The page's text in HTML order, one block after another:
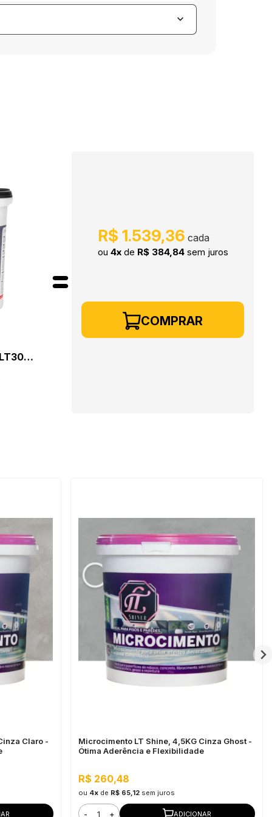
keyboard_arrow_down
R$ 1.539,36
ou 4xde R$ 384,84 sem juros
COMPRAR
Claro -
Microcimento LT Shine, 4,5KG Cinza Ghost -
Ótima Aderência e Flexibilidade
R$ 260,48
ou 4xde R$ 65,12 sem juros
- + ADICIONAR